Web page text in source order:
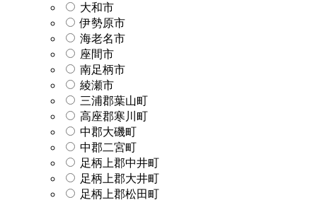
大和市
伊勢原市
海老名市
座間市
南足柄市
綾瀬市
三浦郡葉山町
高座郡寒川町
中郡大磯町
中郡二宮町
足柄上郡中井町
足柄上郡大井町
足柄上郡松田町